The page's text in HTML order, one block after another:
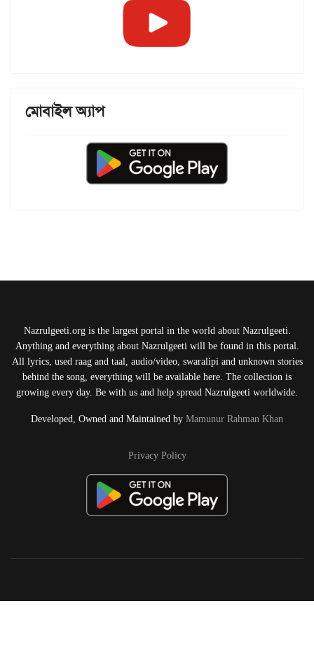
মোবাইল অ্যাপ
Nazrulgeeti.org is the largest portal in the world about Nazrulgeeti.
Anything and everything about Nazrulgeeti will be found in this portal.
All lyrics, used raag and taal, audio/video, swaralipi and unknown stories
behind the song, everything will be available here. The collection is
growing every day. Be with us and help spread Nazrulgeeti worldwide.
Developed, Owned and Maintained by Mamunur Rahman Khan
Privacy Policy